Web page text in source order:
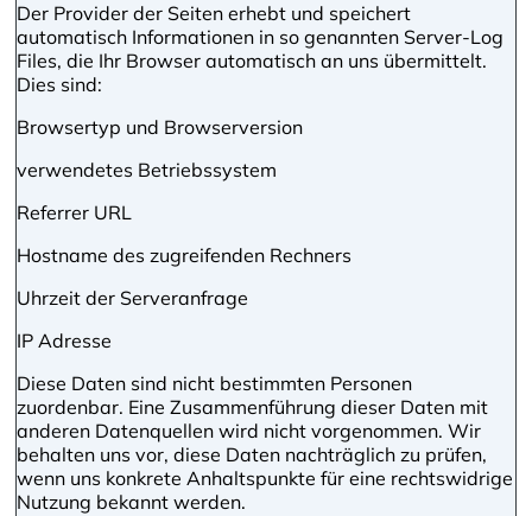
Der Provider der Seiten erhebt und speichert
automatisch Informationen in so genannten Server-Log
Files, die Ihr Browser automatisch an uns übermittelt.
Dies sind:
Browsertyp und Browserversion
verwendetes Betriebssystem
Referrer URL
Hostname des zugreifenden Rechners
Uhrzeit der Serveranfrage
IP Adresse
Diese Daten sind nicht bestimmten Personen
zuordenbar. Eine Zusammenführung dieser Daten mit
anderen Datenquellen wird nicht vorgenommen. Wir
behalten uns vor, diese Daten nachträglich zu prüfen,
wenn uns konkrete Anhaltspunkte für eine rechtswidrige
Nutzung bekannt werden.